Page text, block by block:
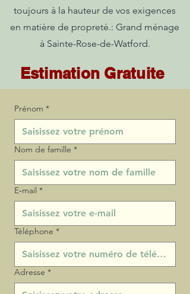
toujours à la hauteur de vos exigences
en matière de propreté.: Grand ménage
à Sainte-Rose-de-Watford.
Estimation Gratuite
Prénom *
Nom de famille *
E‑mail *
Téléphone *
Adresse *